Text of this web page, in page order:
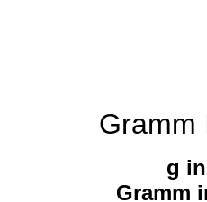
Gramm
g
Gramm